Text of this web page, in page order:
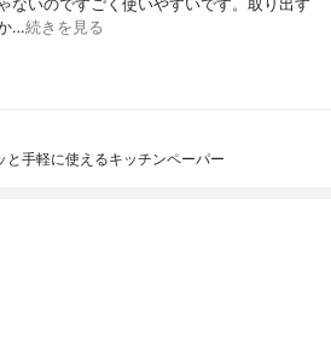
ないのですごく使いやすいです。取り出す
…続きを見る
と手軽に使えるキッチンペーパー